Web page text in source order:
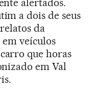
alertados.
a dois de seus
da
veículos
que horas
em Val